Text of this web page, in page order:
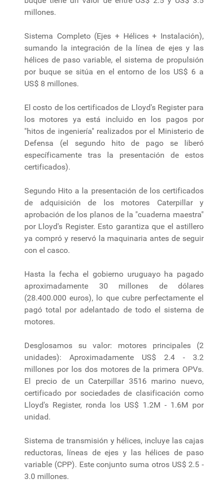
millones.
Sistema Completo (Ejes + Hélices + Instalación),
sumando la integración de la línea de ejes y las
hélices de paso variable, el sistema de propulsión
por buque se sitúa en el entorno de los US$ 6 a
US$ 8 millones.
El costo de los certificados de Lloyd's Register para
los motores ya está incluido en los pagos por
"hitos de ingeniería" realizados por el Ministerio de
Defensa (el segundo hito de pago se liberó
específicamente tras la presentación de estos
certificados).
Segundo Hito a la presentación de los certificados
de adquisición de los motores Caterpillar y
aprobación de los planos de la "cuaderna maestra"
por Lloyd's Register. Esto garantiza que el astillero
ya compró y reservó la maquinaria antes de seguir
con el casco.
Hasta la fecha el gobierno uruguayo ha pagado
aproximadamente 30 millones de dólares
(28.400.000 euros), lo que cubre perfectamente el
pagó total por adelantado de todo el sistema de
motores.
Desglosamos su valor: motores principales (2
unidades): Aproximadamente US$ 2.4 - 3.2
millones por los dos motores de la primera OPVs.
El precio de un Caterpillar 3516 marino nuevo,
certificado por sociedades de clasificación como
Lloyd's Register, ronda los US$ 1.2M - 1.6M por
unidad.
Sistema de transmisión y hélices, incluye las cajas
reductoras, líneas de ejes y las hélices de paso
variable (CPP). Este conjunto suma otros US$ 2.5 -
3.0 millones.